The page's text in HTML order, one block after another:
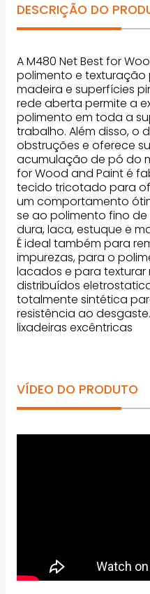
DESCRIÇÃO DO
A M480 Net Best for
polimento e
madeira e superfícies
rede aberta permite a
polimento em toda a
trabalho. Além disso, o
obstruções e oferece
acumulação de pó do
for Wood and Paint é
tecido tricotado para
um comportamento
se ao polimento fino
dura, laca, estuque e
É ideal também para
impurezas, para o
lacados e para texturar
distribuídos
totalmente sintética
resistência ao
lixadeiras excêntricas
VÍDEO DO PRODUTO